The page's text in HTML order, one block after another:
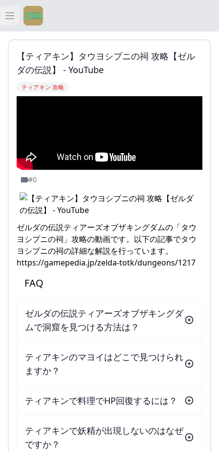
Open main menu
ティアキン
ティアキン 祠
【ティアキン】タウヨシプニの祠 攻略【ゼル
ダの伝説】 - YouTube
ティアキン 攻略
#0
ゼルダの伝説ティアーズオブザキングダムの「タウ
ヨシプニの祠」攻略の動画です。以下の記事でタウ
ヨシプニの祠の詳細な解説を行っています。
https://gamepedia.jp/zelda-totk/dungeons/1217
FAQ
ゼルダの伝説ティアーズオブザキングダ
ムで洞窟を見つける方法は？
ティアキンのマヨイはどこで見つけられ
ますか？
ティアキンで料理でHP回復するには？
ティアキンで妖精が出現しないのはなぜ
ですか？